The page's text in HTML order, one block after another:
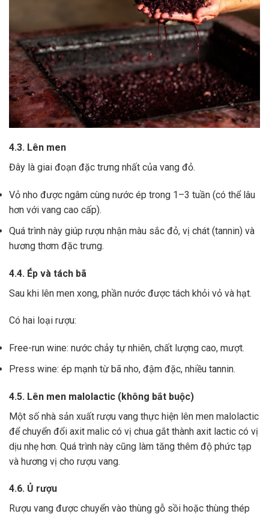
4.3. Lên men
Đây là giai đoạn đặc trưng nhất của vang đỏ.
Vỏ nho được ngâm cùng nước ép trong 1–3 tuần (có thể lâu
hơn với vang cao cấp).
Quá trình này giúp rượu nhận màu sắc đỏ, vị chát (tannin) và
hương thơm đặc trưng.
4.4. Ép và tách bã
Sau khi lên men xong, phần nước được tách khỏi vỏ và hạt.
Có hai loại rượu:
Free-run wine: nước chảy tự nhiên, chất lượng cao, mượt.
Press wine: ép mạnh từ bã nho, đậm đặc, nhiều tannin.
4.5. Lên men malolactic (không bắt buộc)
Một số nhà sản xuất rượu vang thực hiện lên men malolactic
để chuyển đổi axit malic có vị chua gắt thành axit lactic có vị
dịu nhẹ hơn. Quá trình này cũng làm tăng thêm độ phức tạp
và hương vị cho rượu vang.
4.6. Ủ rượu
Rượu vang được chuyển vào thùng gỗ sồi hoặc thùng thép